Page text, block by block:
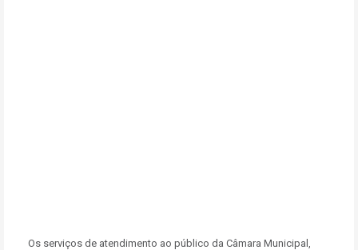
Os serviços de atendimento ao público da Câmara Municipal,